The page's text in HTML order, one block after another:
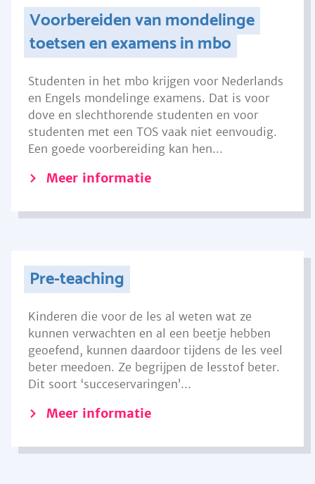
Voorbereiden van mondelinge
toetsen en examens in mbo
Studenten in het mbo krijgen voor Nederlands
en Engels mondelinge examens. Dat is voor
dove en slechthorende studenten en voor
studenten met een TOS vaak niet eenvoudig.
Een goede voorbereiding kan hen...
Meer informatie
Pre-teaching
Kinderen die voor de les al weten wat ze
kunnen verwachten en al een beetje hebben
geoefend, kunnen daardoor tijdens de les veel
beter meedoen. Ze begrijpen de lesstof beter.
Dit soort ‘succeservaringen’...
Meer informatie